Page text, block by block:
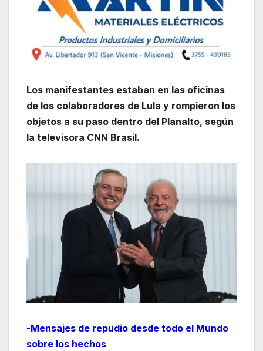
Los manifestantes estaban en las oficinas
de los colaboradores de Lula y rompieron los
objetos a su paso dentro del Planalto, según
la televisora CNN Brasil.
-Mensajes de repudio desde todo el Mundo
sobre los hechos